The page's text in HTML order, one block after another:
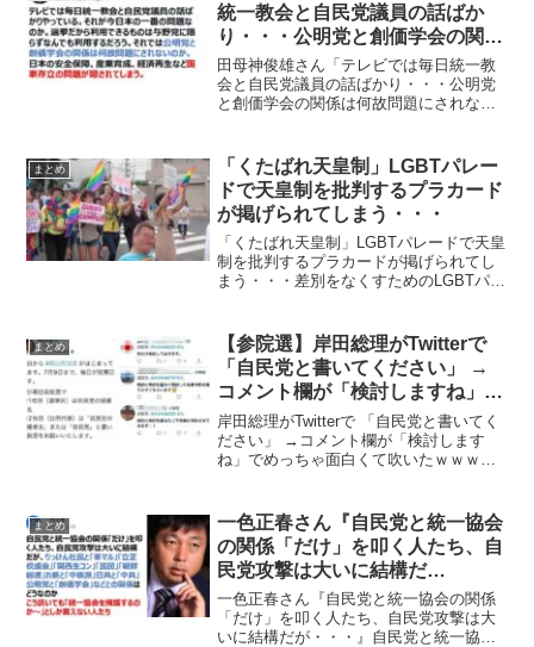
統一教会と自民党議員の話ばか
り・・・公明党と創価学会の関係
は何故問題にされないのか」
田母神俊雄さん「テレビでは毎日統一教
会と自民党議員の話ばかり・・・公明党
と創価学会の関係は何故問題にされない
本の一番の問題なのか。選挙だから利用
できるものは与野党に限ら...
まとめ
「くたばれ天皇制」LGBTパレー
ドで天皇制を批判するプラカード
が掲げられてしまう・・・
「くたばれ天皇制」LGBTパレードで天皇
制を批判するプラカードが掲げられてし
まう・・・差別をなくすためのLGBTパレ
れ、LGBT界隈と左翼活動家の関係に疑義
がもたれていま...
まとめ
【参院選】岸田総理がTwitterで
「自民党と書いてください」 →
コメント欄が「検討しますね」で
めっちゃ面白くて吹いたｗｗｗ
岸田総理がTwitterで 「自民党と書いてく
ださい」 →コメント欄が「検討します
ね」でめっちゃ面白くて吹いたｗｗｗ岸
欄が「検討しますね」でめっちゃ面白く
て吹い...
まとめ
一色正春さん『自民党と統一協会
の関係「だけ」を叩く人たち、自
民党攻撃は大いに結構だ
が・・・』
一色正春さん『自民党と統一協会の関係
「だけ」を叩く人たち、自民党攻撃は大
いに結構だが・・・』自民党と統一協会